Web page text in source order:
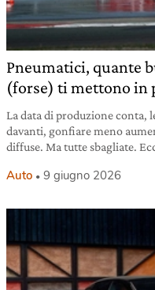
Pneumatici, quante
(forse) ti mettono in
La data di produzione conta,
davanti, gonfiare meno
diffuse. Ma tutte sbagliate.
Auto 9 giugno 2026